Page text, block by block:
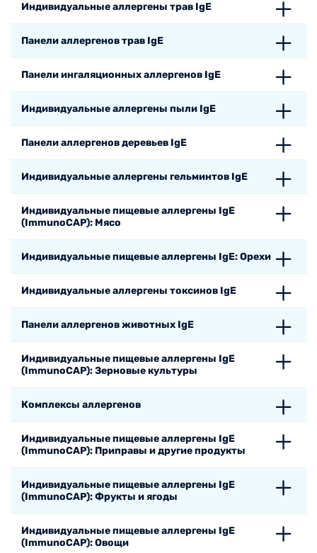
Индивидуальные аллергены трав IgE
Панели аллергенов трав IgE
Панели ингаляционных аллергенов IgE
Индивидуальные аллергены пыли IgE
Панели аллергенов деревьев IgE
Индивидуальные аллергены гельминтов IgE
Индивидуальные пищевые аллергены IgE
(ImmunoCAP): Мясо
Индивидуальные пищевые аллергены IgE: Орехи
Индивидуальные аллергены токсинов IgE
Панели аллергенов животных IgE
Индивидуальные пищевые аллергены IgE
(ImmunoCAP): Зерновые культуры
Комплексы аллергенов
Индивидуальные пищевые аллергены IgE
(ImmunoCAP): Приправы и другие продукты
Индивидуальные пищевые аллергены IgE
(ImmunoCAP): Фрукты и ягоды
Индивидуальные пищевые аллергены IgE
(ImmunoCAP): Овощи